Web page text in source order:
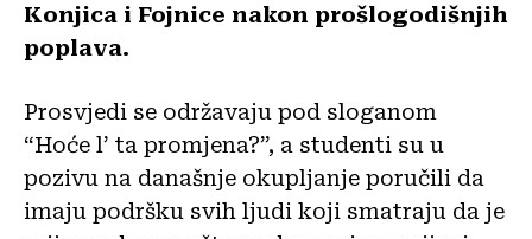
Konjica i Fojnice nakon prošlogodišnjih
poplava.
Prosvjedi se održavaju pod sloganom
“Hoće l’ ta promjena?”, a studenti su u
pozivu na današnje okupljanje poručili da
imaju podršku svih ljudi koji smatraju da je